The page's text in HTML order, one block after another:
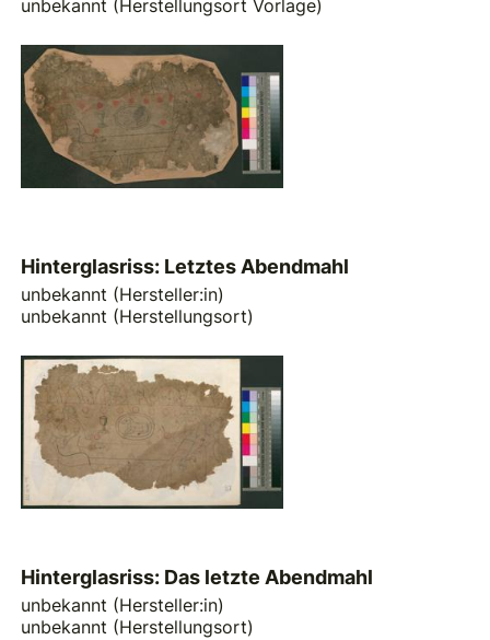
unbekannt (Herstellungsort Vorlage)
Hinterglasriss: Letztes Abendmahl
unbekannt (Hersteller:in)
unbekannt (Herstellungsort)
Hinterglasriss: Das letzte Abendmahl
unbekannt (Hersteller:in)
unbekannt (Herstellungsort)